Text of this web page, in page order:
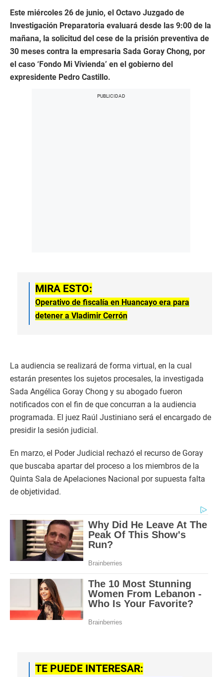
Este miércoles 26 de junio, el Octavo Juzgado de
Investigación Preparatoria evaluará desde las 9:00 de la
mañana, la solicitud del cese de la prisión preventiva de
30 meses contra la empresaria Sada Goray Chong, por
el caso ‘Fondo Mi Vivienda’ en el gobierno del
expresidente Pedro Castillo.
MIRA ESTO:
Operativo de fiscalía en Huancayo era para
detener a Vladimir Cerrón
La audiencia se realizará de forma virtual, en la cual
estarán presentes los sujetos procesales, la investigada
Sada Angélica Goray Chong y su abogado fueron
notificados con el fin de que concurran a la audiencia
programada. El juez Raúl Justiniano será el encargado de
presidir la sesión judicial.
En marzo, el Poder Judicial rechazó el recurso de Goray
que buscaba apartar del proceso a los miembros de la
Quinta Sala de Apelaciones Nacional por supuesta falta
de objetividad.
TE PUEDE INTERESAR: